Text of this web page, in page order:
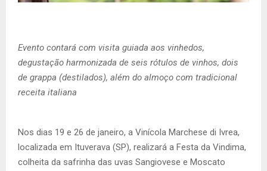
Evento contará com visita guiada aos vinhedos,
degustação harmonizada de seis rótulos de vinhos, dois
de grappa (destilados), além do almoço com tradicional
receita italiana
Nos dias 19 e 26 de janeiro, a Vinícola Marchese di Ivrea,
localizada em Ituverava (SP), realizará a Festa da Vindima,
colheita da safrinha das uvas Sangiovese e Moscato